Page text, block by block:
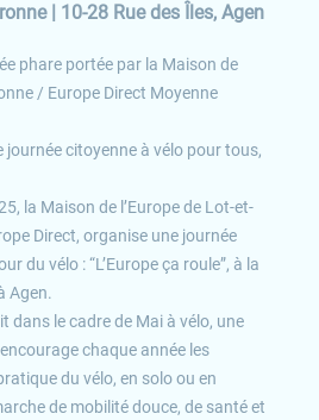
| 10-28 Rue des Îles, Agen
phare portée par la Maison de
/ Europe Direct Moyenne
journée citoyenne à vélo pour tous,
la Maison de l’Europe de Lot-et-
Direct, organise une journée
du vélo : “L’Europe ça roule”, à la
Agen.
dans le cadre de Mai à vélo, une
chaque année les
du vélo, en solo ou en
de mobilité douce, de santé et